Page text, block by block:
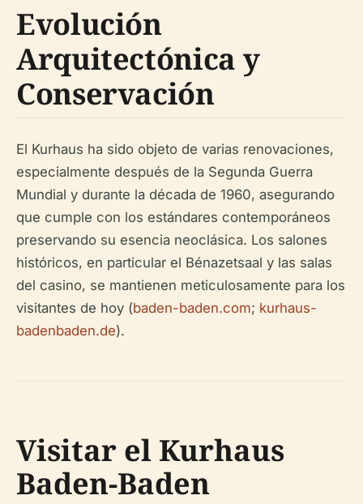
Evolución
Arquitectónica y
Conservación
El Kurhaus ha sido objeto de varias renovaciones,
especialmente después de la Segunda Guerra
Mundial y durante la década de 1960, asegurando
que cumple con los estándares contemporáneos
preservando su esencia neoclásica. Los salones
históricos, en particular el Bénazetsaal y las salas
del casino, se mantienen meticulosamente para los
visitantes de hoy (baden-baden.com; kurhaus-
badenbaden.de).
Visitar el Kurhaus
Baden-Baden